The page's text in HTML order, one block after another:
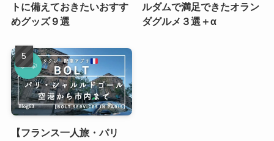
トに備えておきたいおすす
めグッズ９選
ルダムで満足できたオラン
ダグルメ３選＋α
【フランス一人旅・パリ